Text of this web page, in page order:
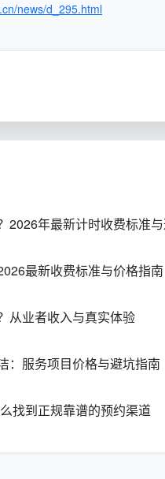
news/d_295.html
2026年最新计时收费标准
最新收费标准与价格指南
从业者收入与真实体验
：服务项目价格与避坑指南
找到正规靠谱的预约渠道